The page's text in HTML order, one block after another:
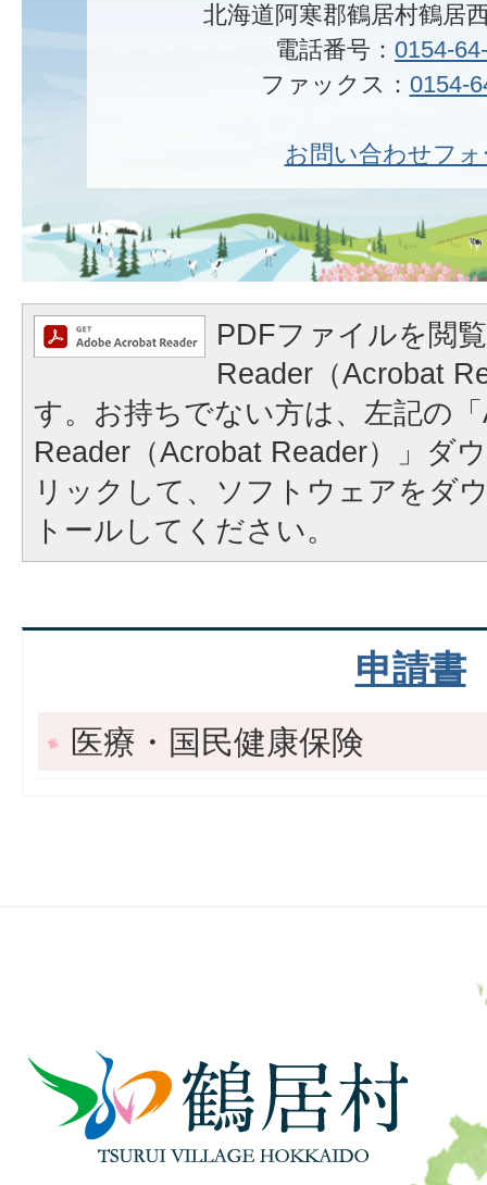
北海道阿寒郡鶴居村鶴居
電話番号： 0154-
ファックス： 0154-
お問い合わせフ
PDFファイルを閲
Reader（Acrobat
す。お持ちでない方は、左記の
Reader（Acrobat Reader）」ダ
リックして、ソフトウェアをダ
トールしてください。
申請書
医療・国民健康保険
鶴